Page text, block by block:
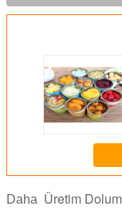
Daha Üretim